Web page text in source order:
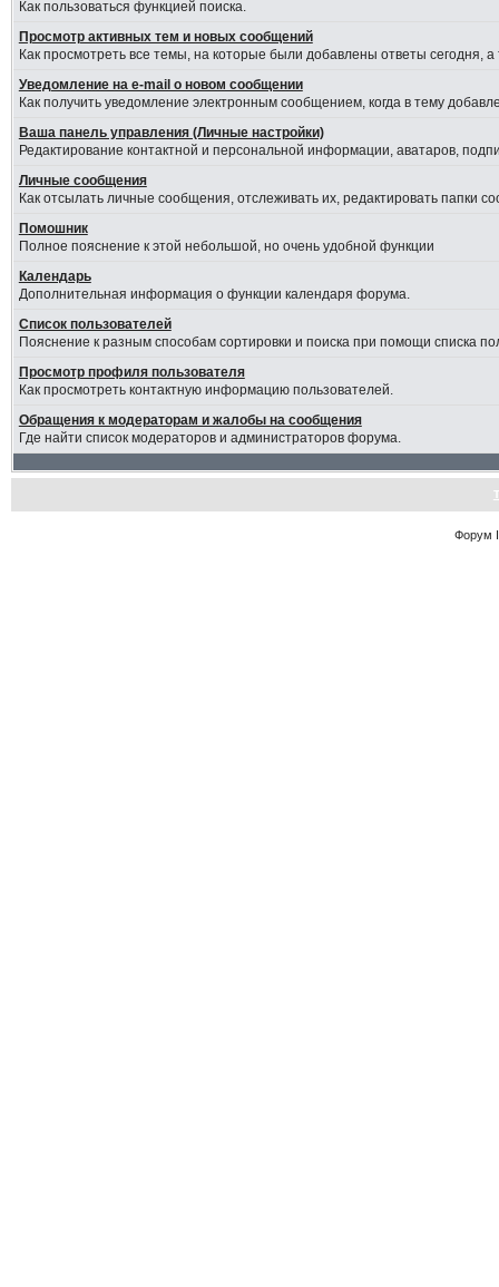
Как пользоваться функцией поиска.
Просмотр активных тем и новых сообщений
Как просмотреть все темы, на которые были добавлены ответы сегодня,
Уведомление на е-mail о новом сообщении
Как получить уведомление электронным сообщением, когда в тему
Ваша панель управления (Личные настройки)
Редактирование контактной и персональной информации, аватаров,
Личные сообщения
Как отсылать личные сообщения, отслеживать их, редактировать папки
Помошник
Полное пояснение к этой небольшой, но очень удобной функции
Календарь
Дополнительная информация о функции календаря форума.
Список пользователей
Пояснение к разным способам сортировки и поиска при помощи списка
Просмотр профиля пользователя
Как просмотреть контактную информацию пользователей.
Обращения к модераторам и жалобы на сообщения
Где найти список модераторов и администраторов форума.
Форум